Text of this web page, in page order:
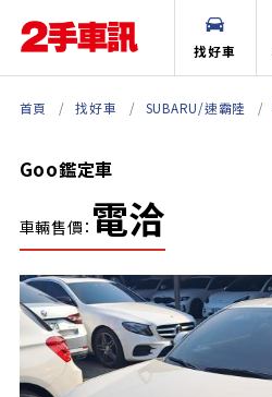
找好車
首頁 找好車 SUBARU/速霸陸
Goo鑑定車
車輛售價： 電洽